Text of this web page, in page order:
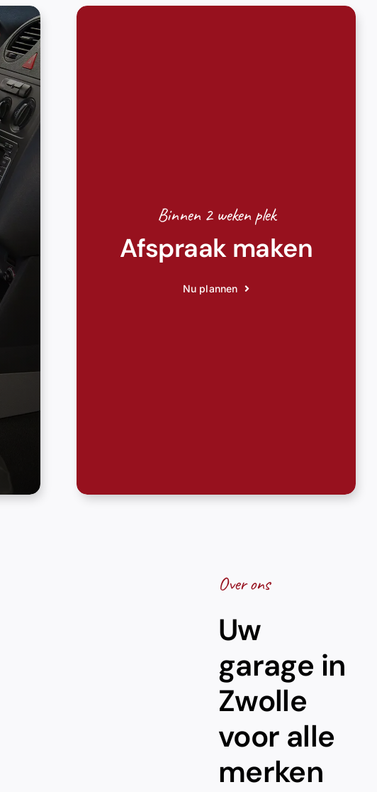
Binnen 2 weken plek
Afspraak maken
Nu plannen
Over ons
Uw
garage in
Zwolle
voor alle
merken